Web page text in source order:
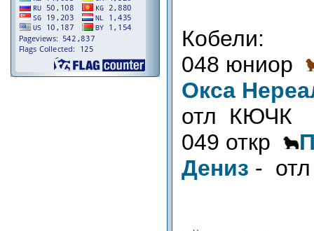
Кобели:
048 юниор
Окса
отл КЮЧК
049 откр
Дениз -